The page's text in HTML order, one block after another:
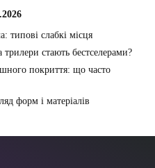
типові слабкі місця
стають бестселерами?
покриття: що часто
форм і матеріалів